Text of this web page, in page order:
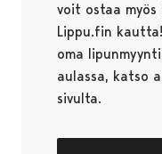
voit ostaa
Lippu.fin
oma
aulassa, katso
sivulta.